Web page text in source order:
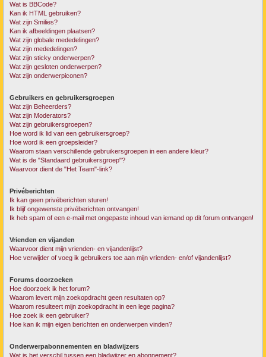
Wat is BBCode?
Kan ik HTML gebruiken?
Wat zijn Smilies?
Kan ik afbeeldingen plaatsen?
Wat zijn globale mededelingen?
Wat zijn mededelingen?
Wat zijn sticky onderwerpen?
Wat zijn gesloten onderwerpen?
Wat zijn onderwerpiconen?
Gebruikers en gebruikersgroepen
Wat zijn Beheerders?
Wat zijn Moderators?
Wat zijn gebruikersgroepen?
Hoe word ik lid van een gebruikersgroep?
Hoe word ik een groepsleider?
Waarom staan verschillende gebruikersgroepen in een andere kleur?
Wat is de "Standaard gebruikersgroep"?
Waarvoor dient de "Het Team"-link?
Privéberichten
Ik kan geen privéberichten sturen!
Ik blijf ongewenste privéberichten ontvangen!
Ik heb spam of een e-mail met ongepaste inhoud van iemand op dit forum ontvangen!
Vrienden en vijanden
Waarvoor dient mijn vrienden- en vijandenlijst?
Hoe verwijder of voeg ik gebruikers toe aan mijn vrienden- en/of vijandenlijst?
Forums doorzoeken
Hoe doorzoek ik het forum?
Waarom levert mijn zoekopdracht geen resultaten op?
Waarom resulteert mijn zoekopdracht in een lege pagina?
Hoe zoek ik een gebruiker?
Hoe kan ik mijn eigen berichten en onderwerpen vinden?
Onderwerpabonnementen en bladwijzers
Wat is het verschil tussen een bladwijzer en abonnement?